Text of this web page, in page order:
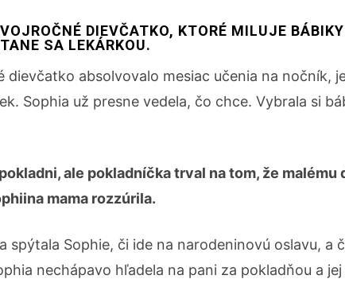
DIEVČATKO, KTORÉ MILUJE
SA LEKÁRKOU.
dievčatko absolvovalo mesiac učenia na nočník,
Sophia už presne vedela, čo chce. Vybrala si
ale pokladníčka trval na tom, že
mama rozzúrila.
spýtala Sophie, či ide na narodeninovú oslavu, a
nechápavo hľadela na pani za pokladňou a